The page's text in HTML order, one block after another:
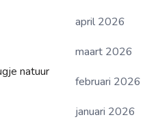
natuur
april 2026
maart 2026
februari 2026
januari 2026